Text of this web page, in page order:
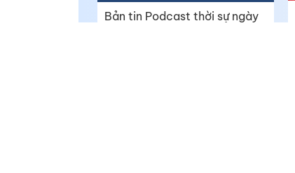
Bản tin Podcast thời sự ngày